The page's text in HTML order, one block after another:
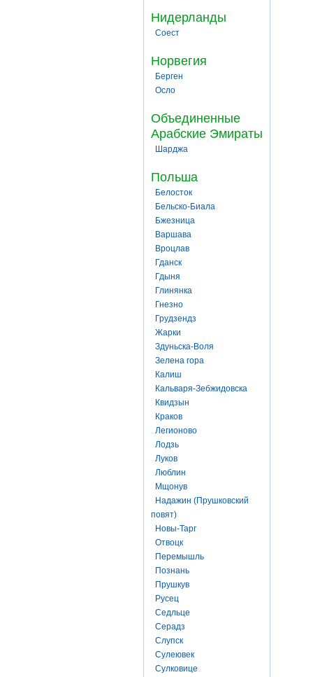
Нидерланды
Соест
Норвегия
Берген
Осло
Объединенные
Арабские Эмираты
Шарджа
Польша
Белосток
Бельско-Биала
Бжезница
Варшава
Вроцлав
Гданск
Гдыня
Глинянка
Гнезно
Грудзендз
Жарки
Здуньска-Воля
Зелена гора
Калиш
Кальваря-Зебжидовска
Квидзын
Краков
Легионово
Лодзь
Луков
Люблин
Мщонув
Надажин (Прушковский
повят)
Новы-Тарг
Отвоцк
Перемышль
Познань
Прушкув
Русец
Седльце
Серадз
Слупск
Сулеювек
Сулковице